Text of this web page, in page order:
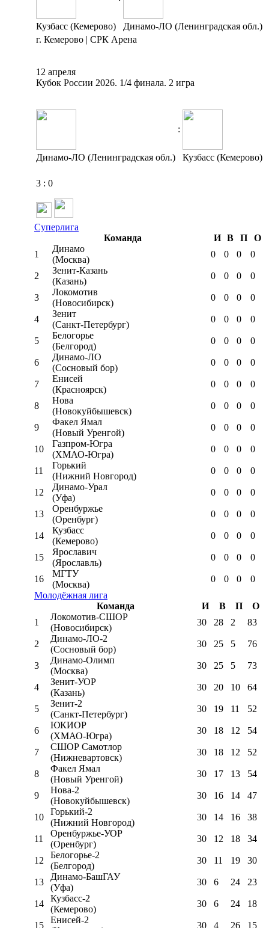
Кузбасс (Кемерово)
Динамо-ЛО (Ленинградская обл.)
г. Кемерово | СРК Арена
12 апреля
Кубок России 2026. 1/4 финала. 2 игра
:
Динамо-ЛО (Ленинградская обл.) Кузбасс (Кемерово)
3 : 0
Суперлига
Команда
И В П
О
1
Динамо
(Москва)
0 0 0 0
2
Зенит-Казань
(Казань)
0 0 0 0
3
Локомотив
(Новосибирск)
0 0 0 0
4
Зенит
(Санкт-Петербург)
0 0 0 0
5
Белогорье
(Белгород)
0 0 0 0
6
Динамо-ЛО
(Сосновый бор)
0 0 0 0
7
Енисей
(Красноярск)
0 0 0 0
8
Нова
(Новокуйбышевск)
0 0 0 0
9
Факел Ямал
(Новый Уренгой)
0 0 0 0
10
Газпром-Югра
(ХМАО-Югра)
0 0 0 0
11
Горький
(Нижний Новгород)
0 0 0 0
12
Динамо-Урал
(Уфа)
0 0 0 0
13
Оренбуржье
(Оренбург)
0 0 0 0
14
Кузбасс
(Кемерово)
0 0 0 0
15
Ярославич
(Ярославль)
0 0 0 0
16
МГТУ
(Москва)
0 0 0
0
Молодёжная лига
Команда
И В П
О
1
Локомотив-CШОР
(Новосибирск)
30 28 2 83
2
Динамо-ЛО-2
(Сосновый бор)
30 25 5 76
3
Динамо-Олимп
(Москва)
30 25 5 73
4
Зенит-УОР
(Казань)
30 20 10 64
5
Зенит-2
(Санкт-Петербург)
30 19 11 52
6
ЮКИОР
(ХМАО-Югра)
30 18 12 54
7
СШОР Самотлор
(Нижневартовск)
30 18 12 52
8
Факел Ямал
(Новый Уренгой)
30 17 13 54
9
Нова-2
(Новокуйбышевск)
30 16 14 47
10
Горький-2
(Нижний Новгород)
30 14 16 38
11
Оренбуржье-УОР
(Оренбург)
30 12 18 34
12
Белогорье-2
(Белгород)
30 11 19 30
13
Динамо-БашГАУ
(Уфа)
30 6 24 23
14
Кузбасс-2
(Кемерово)
30 6 24 18
15
Енисей-2
30 4 26 15